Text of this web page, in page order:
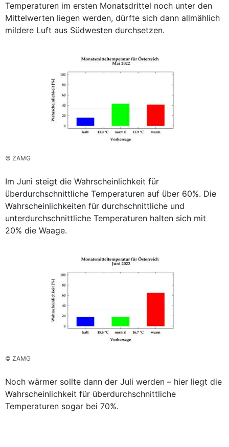
Temperaturen im ersten Monatsdrittel noch unter den
Mittelwerten liegen werden, dürfte sich dann allmählich
mildere Luft aus Südwesten durchsetzen.
© ZAMG
Im Juni steigt die Wahrscheinlichkeit für
überdurchschnittliche Temperaturen auf über 60%. Die
Wahrscheinlichkeiten für durchschnittliche und
unterdurchschnittliche Temperaturen halten sich mit
20% die Waage.
© ZAMG
Noch wärmer sollte dann der Juli werden – hier liegt die
Wahrscheinlichkeit für überdurchschnittliche
Temperaturen sogar bei 70%.